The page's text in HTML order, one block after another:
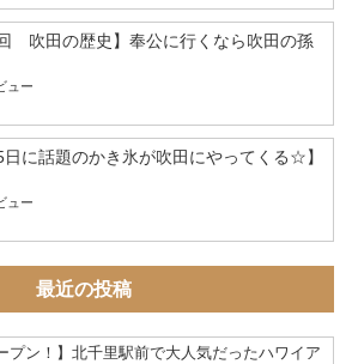
回 吹田の歴史】奉公に行くなら吹田の孫
ュー
日に話題のかき氷が吹田にやってくる☆】
ュー
最近の投稿
プン！】北千里駅前で大人気だったハワイア